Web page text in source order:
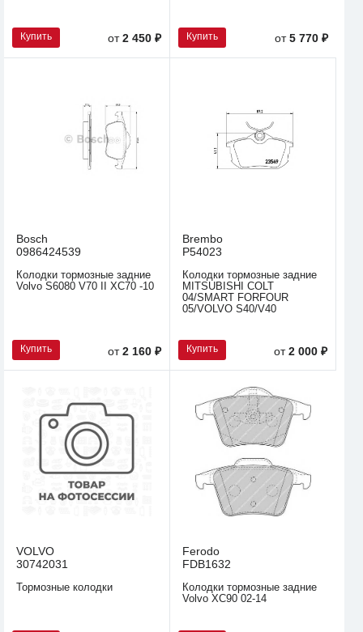
Купить от2 450 ₽ Купить от5 770 ₽
Bosch
0986424539
Колодки тормозные задние
Volvo S6080 V70 II XC70 -10
Купить от2 160 ₽
Brembo
P54023
Колодки тормозные задние
MITSUBISHI COLT
04/SMART FORFOUR
05/VOLVO S40/V40
Купить от2 000 ₽
VOLVO
30742031
Тормозные колодки
Ferodo
FDB1632
Колодки тормозные задние
Volvo XC90 02-14